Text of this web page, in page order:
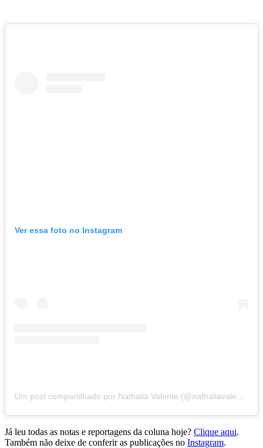
Ver essa foto no Instagram
Já leu todas as notas e reportagens da coluna hoje? Clique aqui.
Também não deixe de conferir as publicações no Instagram.